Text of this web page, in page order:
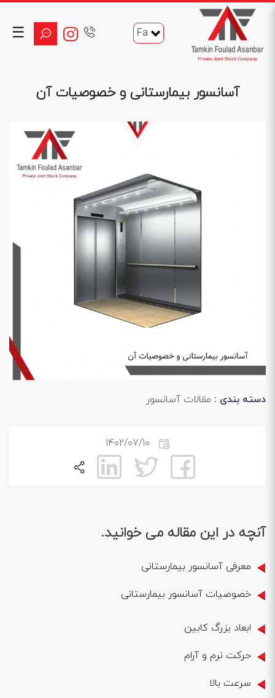
☰ Fa
آسانسور بیمارستانی و خصوصیات آن
دسته بندی : مقالات آسانسور
1402/07/10
آنچه در این مقاله می خوانید.
معرفی آسانسور بیمارستانی
خصوصیات آسانسور بیمارستانی
ابعاد بزرگ کابین
حرکت نرم و آرام
سرعت بالا